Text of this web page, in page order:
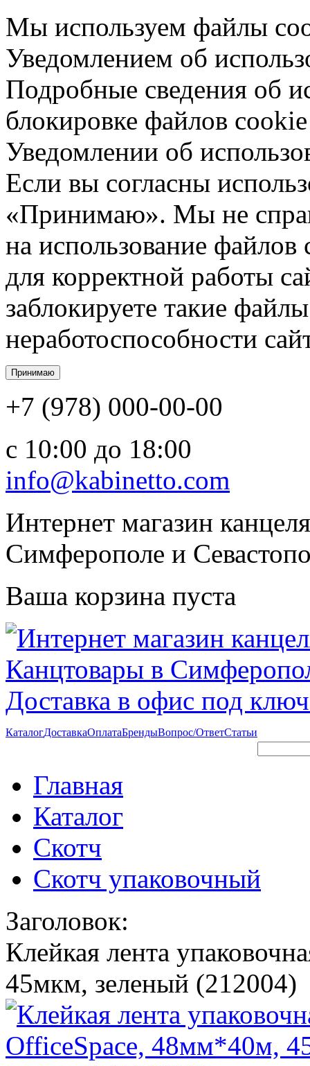
Мы используем файлы
Уведомлением об
Подробные сведения об
блокировке файлов
Уведомлении об
Если вы согласны
«Принимаю». Мы не
на использование
для корректной работы
заблокируете такие
неработоспособности
+7 (978) 000-00-00
c 10:00 до 18:00
info@kabinetto.com
Интернет магазин
Симферополе и
Ваша корзина пуста
КаталогДоставкаОплатаБрендыВопрос/ОтветСтатьи
Главная
Каталог
Скотч
Скотч упаковочный
Заголовок:
Клейкая лента
45мкм, зеленый (212004)